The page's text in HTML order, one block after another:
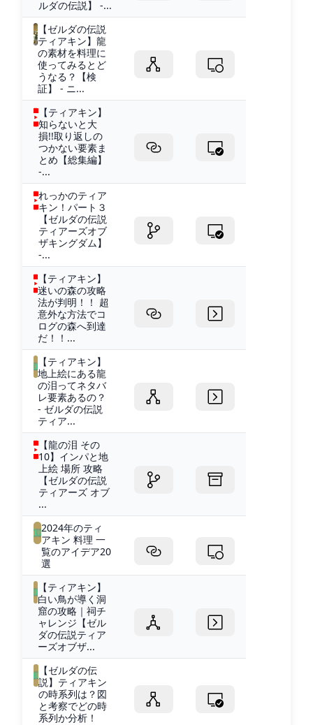
ルダの伝説】 -...
【ゼルダの伝説
ティアキン】龍
の素材を料理に
使ってみるとど
うなる？【検
証】 - ニ...
【ティアキン】
知らないと大
損!!取り返しの
つかない要素ま
とめ【総集編】
-...
れっかのティア
キン！パート３
【ゼルダの伝説
ティアーズオブ
ザキングダム】
-...
【ティアキン】
迷いの森の攻略
法が判明！！ 超
意外な方法でコ
ログの森へ到達
だ！！...
【ティアキン】
地上絵にある龍
の泪ってネタバ
レ要素あるの？
- ゼルダの伝説
ティア...
【龍の泪 その
10】インパと地
上絵 場所 攻略
【ゼルダの伝説
ティアーズ オブ
...
2024年のティ
アキン 料理 一
覧のアイデア20
選
【ティアキン】
白い鳥が導く洞
窟の攻略｜祠チ
ャレンジ【ゼル
ダの伝説ティア
ーズオブザ...
【ゼルダの伝
説】ティアキン
の時系列は？図
と考察でどの時
系列か分析！